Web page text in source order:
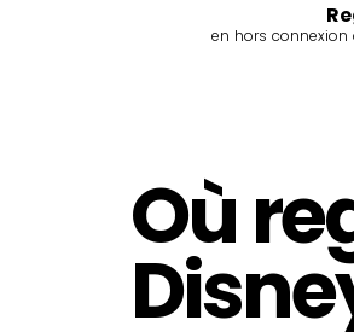
en hors connexion
Où